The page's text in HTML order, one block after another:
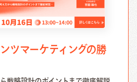
ツマーケティングの勝